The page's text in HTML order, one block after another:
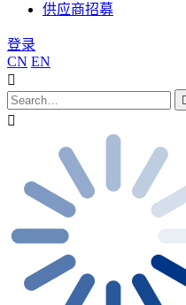
供应商招募
登录
CN EN